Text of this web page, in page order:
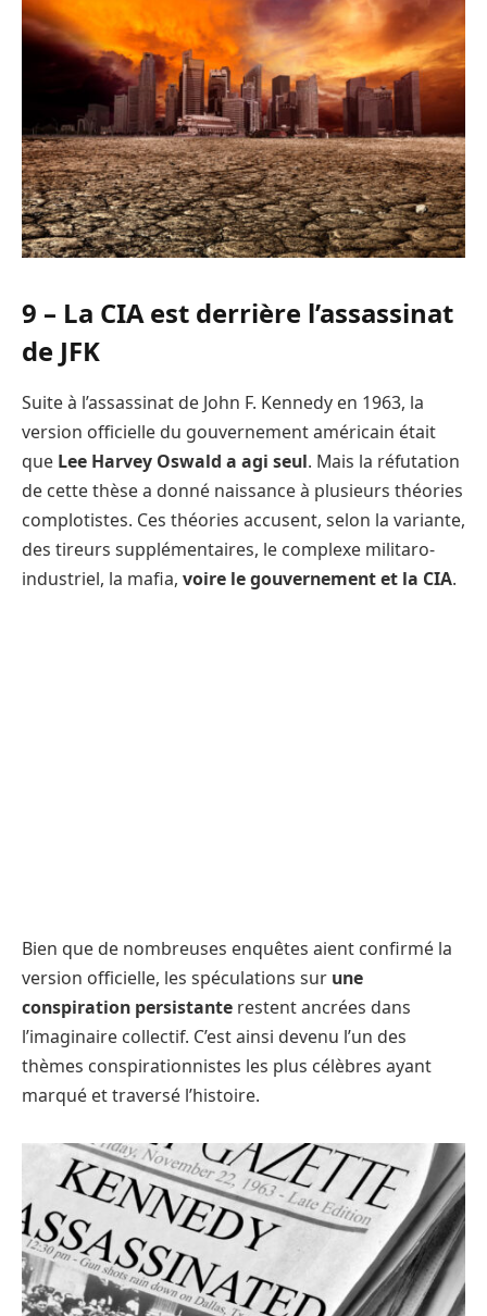
9 – La CIA est derrière l’assassinat
de JFK
Suite à l’assassinat de John F. Kennedy en 1963, la
version officielle du gouvernement américain était
que Lee Harvey Oswald a agi seul. Mais la réfutation
de cette thèse a donné naissance à plusieurs théories
complotistes. Ces théories accusent, selon la variante,
des tireurs supplémentaires, le complexe militaro-
industriel, la mafia, voire le gouvernement et la CIA.
Bien que de nombreuses enquêtes aient confirmé la
version officielle, les spéculations sur une
conspiration persistante restent ancrées dans
l’imaginaire collectif. C’est ainsi devenu l’un des
thèmes conspirationnistes les plus célèbres ayant
marqué et traversé l’histoire.